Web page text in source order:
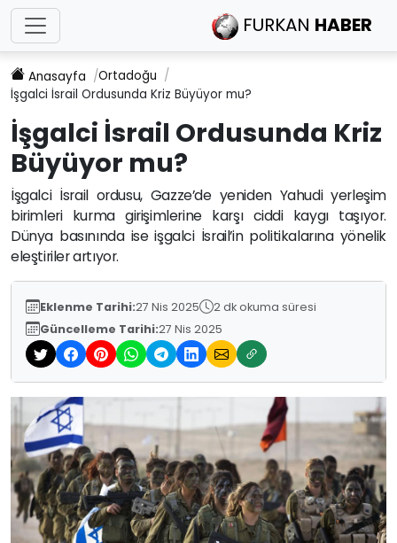
FURKAN HABER
Anasayfa
Ortadoğu
İşgalci İsrail Ordusunda Kriz Büyüyor mu?
İşgalci İsrail Ordusunda Kriz
Büyüyor mu?
İşgalci İsrail ordusu, Gazze’de yeniden Yahudi yerleşim
birimleri kurma girişimlerine karşı ciddi kaygı taşıyor.
Dünya basınında ise işgalci İsrail’in politikalarına yönelik
eleştiriler artıyor.
Eklenme Tarihi:27 Nis 2025
2 dk okuma süresi
Güncelleme Tarihi:27 Nis 2025